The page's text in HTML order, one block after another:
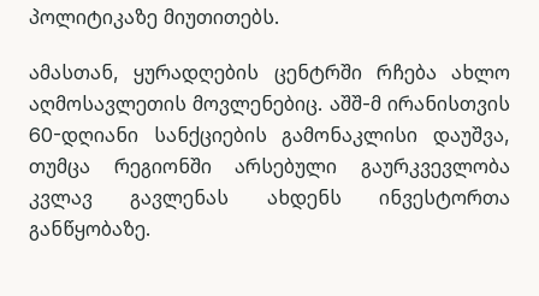
პოლიტიკაზე მიუთითებს.
ამასთან, ყურადღების ცენტრში რჩება ახლო
აღმოსავლეთის მოვლენებიც. აშშ-მ ირანისთვის
60-დღიანი სანქციების გამონაკლისი დაუშვა,
თუმცა რეგიონში არსებული გაურკვევლობა
კვლავ გავლენას ახდენს ინვესტორთა
განწყობაზე.